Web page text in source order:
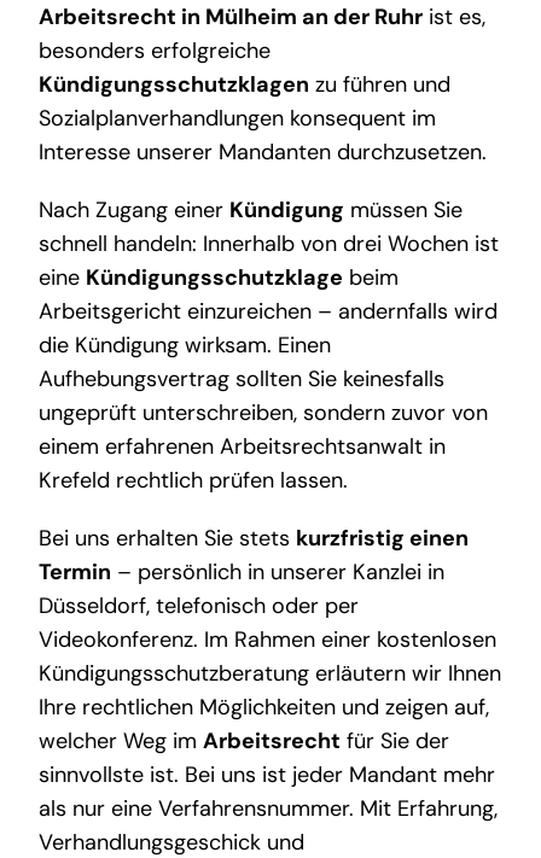
Arbeitsrecht in Mülheim an der Ruhrist es,
besonders erfolgreiche
Kündigungsschutzklagen zu führen und
Sozialplanverhandlungen konsequent im
Interesse unserer Mandanten durchzusetzen.
Nach Zugang einer Kündigung müssen Sie
schnell handeln: Innerhalb von drei Wochen ist
eine Kündigungsschutzklage beim
Arbeitsgericht einzureichen – andernfalls wird
die Kündigung wirksam. Einen
Aufhebungsvertrag sollten Sie keinesfalls
ungeprüft unterschreiben, sondern zuvor von
einem erfahrenen Arbeitsrechtsanwalt in
Krefeld rechtlich prüfen lassen.
Bei uns erhalten Sie stets kurzfristig einen
Termin – persönlich in unserer Kanzlei in
Düsseldorf, telefonisch oder per
Videokonferenz. Im Rahmen einer kostenlosen
Kündigungsschutzberatung erläutern wir Ihnen
Ihre rechtlichen Möglichkeiten und zeigen auf,
welcher Weg im Arbeitsrecht für Sie der
sinnvollste ist. Bei uns ist jeder Mandant mehr
als nur eine Verfahrensnummer. Mit Erfahrung,
Verhandlungsgeschick und